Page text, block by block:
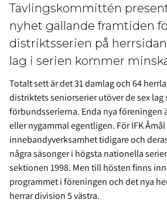
Tävlingskommittén
nyhet gällande framtiden
distriktsserien på
lag i serien kommer
Totalt sett är det 31 damlag och 64
distriktets seniorserier utöver de sex lag
förbundsserierna. Enda nya föreningen
eller nygammal egentligen. För IFK
innebandyverksamhet tidigare och
några säsonger i högsta nationella
sektionen 1998. Men till hösten finns
programmet i föreningen och det nya
herrar division 5 västra.